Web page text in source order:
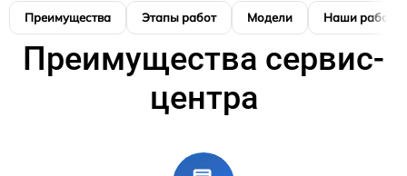
Преимущества Этапы работ Модели Наши работы
Преимущества сервис-
центра